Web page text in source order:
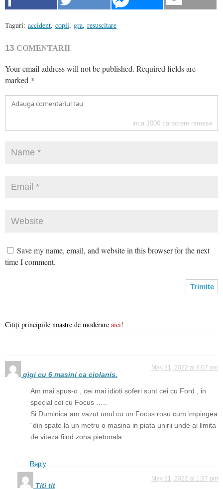
Taguri: accident, copii, gra, resuscitare
13 COMENTARII
Your email address will not be published. Required fields are
marked *
inca 1000 caractere ramase
Save my name, email, and website in this browser for the next
time I comment.
Citiți principiile noastre de moderare aici!
gigi cu 6 masini ca ciolanis.
May 31, 2022 at 9:07 am
Am mai spus-o , cei mai idioti soferi sunt cei cu Ford , in
special cei cu Focus …..
Si Duminica am vazut unul cu un Focus rosu cum ïmpingea
“din spate la un metru o masina in piata unirii unde ai limita
de viteza fiind zona pietonala.
Reply
Titi tit
May 31, 2022 at 1:37 pm